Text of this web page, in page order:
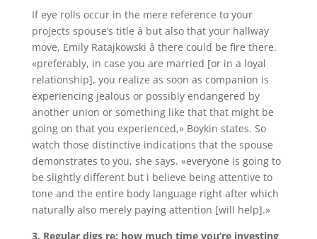
If eye rolls occur in the mere reference to your
projects spouse’s title â but also that your hallway
move, Emily Ratajkowski â there could be fire there.
«preferably, in case you are married [or in a loyal
relationship], you realize as soon as companion is
experiencing jealous or possibly endangered by
another union or something like that that might be
going on that you experienced,» Boykin states. So
watch those distinctive indications that the spouse
demonstrates to you, she says. «everyone is going to
be slightly different but i believe being attentive to
tone and the entire body language right after which
naturally also merely paying attention [will help].»
3. Regular digs re: how much time you’re investing